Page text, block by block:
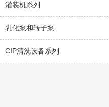
灌装机系列
乳化泵和转子泵
CIP清洗设备系列